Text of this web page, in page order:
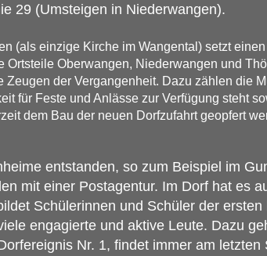
29 (Umsteigen in Niederwangen).
(als einzige Kirche im Wangental) setzt
Oberwangen, Niederwangen und
der Vergangenheit. Dazu zählen die
für Feste und Anlässe zur Verfügung steht
dem Bau der neuen Dorfzufahrt geopfert
entstanden, so zum Beispiel im
mit einer Postagentur. Im Dorf hat es
Schülerinnen und Schüler der ersten
engagierte und aktive Leute. Dazu
Nr. 1, findet immer am letzten